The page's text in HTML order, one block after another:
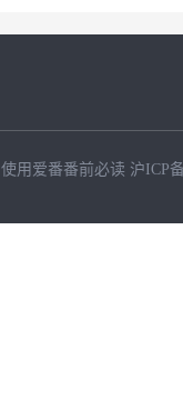
使用爱番番前必读 沪ICP